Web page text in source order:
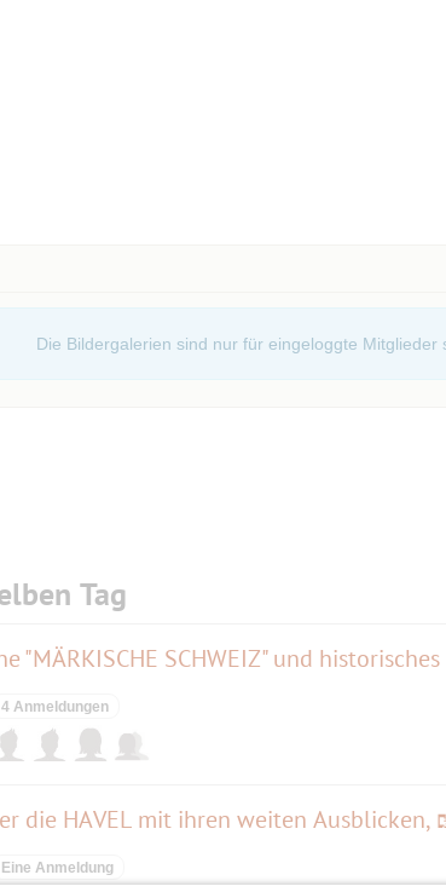
Die Bildergalerien sind nur für eingeloggte Mitglieder
Tag
4 Anmeldungen
Eine Anmeldung